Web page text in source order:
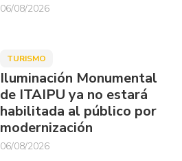
06/08/2026
TURISMO
Iluminación Monumental
de ITAIPU ya no estará
habilitada al público por
modernización
06/08/2026